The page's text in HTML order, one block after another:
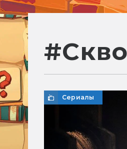
#
Сериалы